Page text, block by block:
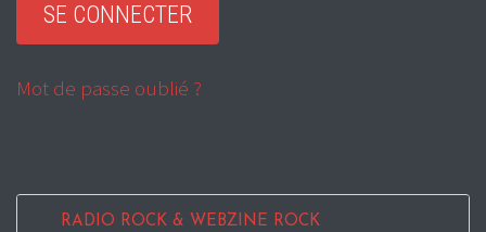
Mot de passe oublié ?
RADIO ROCK & WEBZINE ROCK